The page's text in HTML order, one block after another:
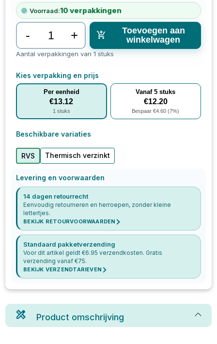
Voorraad:10 verpakkingen
- +
Toevoegen aan
winkelwagen
Aantal verpakkingen van 1 stuks
Kies verpakking en prijs
Per eenheid
€13.12
1 stuks
Vanaf5 stuks
€12.20
Bespaar €4.60 (7%)
Beschikbare variaties
RVS Thermisch verzinkt
Levering en voorwaarden
14 dagen retourrecht
Eenvoudig retourneren en herroepen, zonder kleine
lettertjes.
BEKIJK RETOURVOORWAARDEN
Standaard pakketverzending
Voor dit artikel geldt €6.95 verzendkosten. Gratis
verzending vanaf €75.
BEKIJK VERZENDTARIEVEN
Product omschrijving